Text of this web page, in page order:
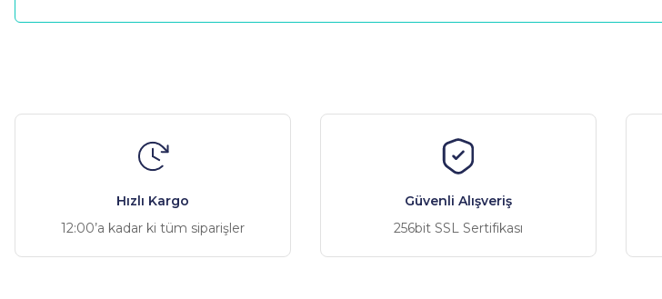
Ürün açıklamasında eksik bilgiler bulunuyor.
Ürün fiyatı diğer sitelerden daha pahalı.
Hızlı Kargo
12:00’a kadar ki tüm siparişler
Güvenli Alışveriş
256bit SSL Sertifikası